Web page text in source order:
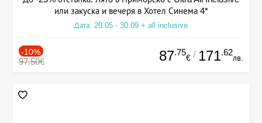
или закуска и вечеря в Хотел Синема 4*
Дата: 20.05 - 30.09 + all inclusive
-10%
97.50€ 87.75
€ / 171.62
лв.